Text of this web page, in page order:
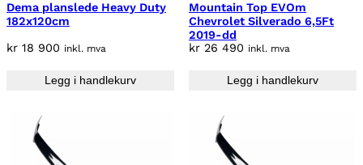
Dema planslede Heavy Duty
182x120cm
kr 18 900 inkl. mva
Legg i handlekurv
Mountain Top EVOm
Chevrolet Silverado 6,5Ft
2019-dd
kr 26 490 inkl. mva
Legg i handlekurv